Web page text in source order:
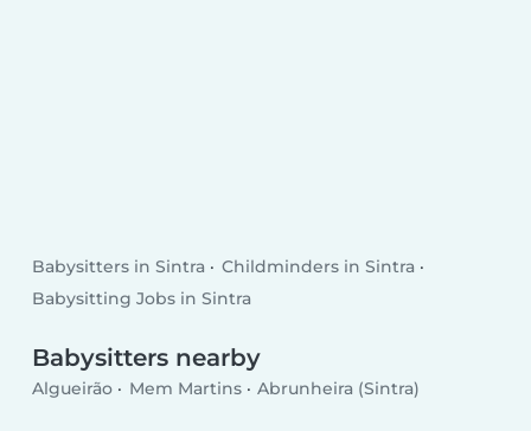
Babysitters in Sintra
Childminders in Sintra
Babysitting Jobs in Sintra
Babysitters nearby
Algueirão Mem Martins Abrunheira (Sintra)